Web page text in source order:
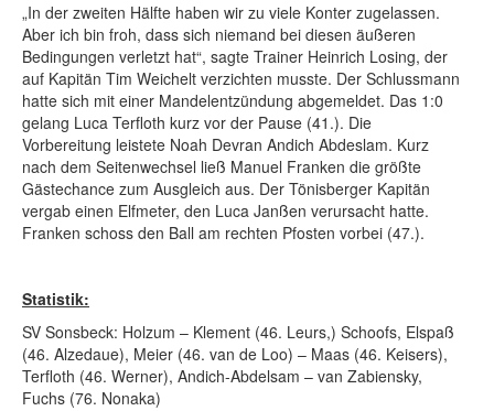
„In der zweiten Hälfte haben wir zu viele Konter zugelassen.
Aber ich bin froh, dass sich niemand bei diesen äußeren
Bedingungen verletzt hat“, sagte Trainer Heinrich Losing, der
auf Kapitän Tim Weichelt verzichten musste. Der Schlussmann
hatte sich mit einer Mandelentzündung abgemeldet. Das 1:0
gelang Luca Terfloth kurz vor der Pause (41.). Die
Vorbereitung leistete Noah Devran Andich Abdeslam. Kurz
nach dem Seitenwechsel ließ Manuel Franken die größte
Gästechance zum Ausgleich aus. Der Tönisberger Kapitän
vergab einen Elfmeter, den Luca Janßen verursacht hatte.
Franken schoss den Ball am rechten Pfosten vorbei (47.).
Statistik:
SV Sonsbeck: Holzum – Klement (46. Leurs,) Schoofs, Elspaß
(46. Alzedaue), Meier (46. van de Loo) – Maas (46. Keisers),
Terfloth (46. Werner), Andich-Abdelsam – van Zabiensky,
Fuchs (76. Nonaka)